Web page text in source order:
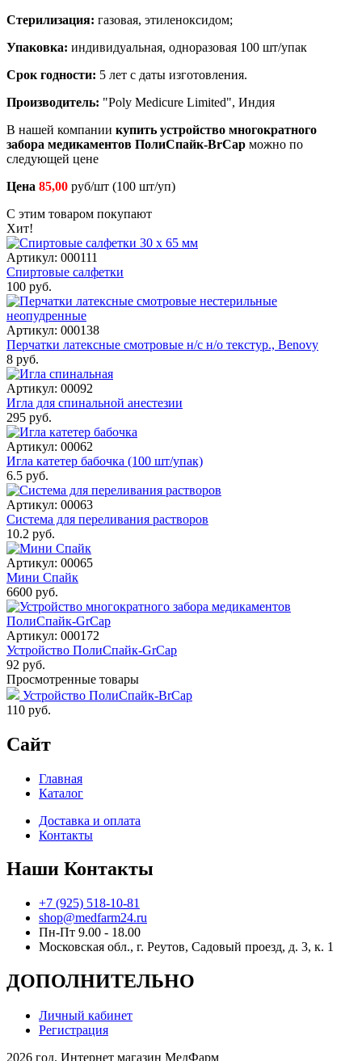
Стерилизация: газовая, этиленоксидом;
Упаковка: индивидуальная, одноразовая 100 шт/упак
Срок годности: 5 лет с даты изготовления.
Производитель: "Poly Medicure Limited", Индия
В нашей компании купить устройство многократного
забора медикаментов ПолиСпайк-BrCap можно по
следующей цене
Цена 85,00 руб/шт (100 шт/уп)
С этим товаром покупают
Хит!
Артикул: 000111
Спиртовые салфетки
100 руб.
Артикул: 000138
Перчатки латексные смотровые н/с н/о текстур., Benovy
8 руб.
Артикул: 00092
Игла для спинальной анестезии
295 руб.
Артикул: 00062
Игла катетер бабочка (100 шт/упак)
6.5 руб.
Артикул: 00063
Система для переливания растворов
10.2 руб.
Артикул: 00065
Мини Спайк
6600 руб.
Артикул: 000172
Устройство ПолиСпайк-GrCap
92 руб.
Просмотренные товары
Устройство ПолиСпайк-BrCap
110 руб.
Сайт
Главная
Каталог
Доставка и оплата
Контакты
Наши Контакты
+7 (925) 518-10-81
shop@medfarm24.ru
Пн-Пт 9.00 - 18.00
Московская обл., г. Реутов, Садовый проезд, д. 3, к. 1
ДОПОЛНИТЕЛЬНО
Личный кабинет
Регистрация
2026 год. Интернет магазин МедФарм